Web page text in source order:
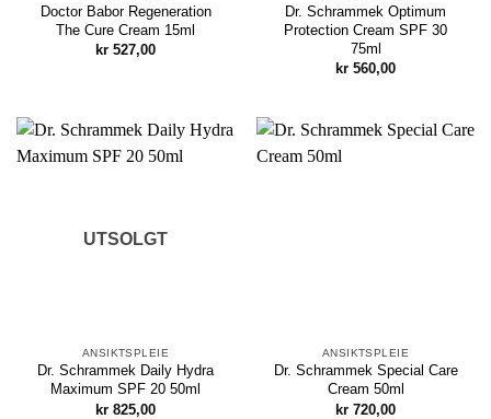
Doctor Babor Regeneration
The Cure Cream 15ml
kr 527,00
Dr. Schrammek Optimum
Protection Cream SPF 30
75ml
kr 560,00
UTSOLGT
ANSIKTSPLEIE
Dr. Schrammek Daily Hydra
Maximum SPF 20 50ml
kr 825,00
ANSIKTSPLEIE
Dr. Schrammek Special Care
Cream 50ml
kr 720,00